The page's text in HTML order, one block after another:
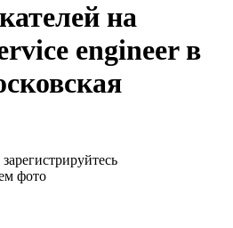
на
engineer в
фото